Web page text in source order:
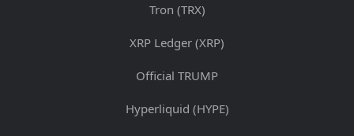
Tron (TRX)
XRP Ledger (XRP)
Official TRUMP
Hyperliquid (HYPE)